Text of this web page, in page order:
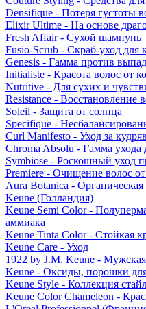
Densifique - Потеря густоты
Elixir Ultime - На основе
Fresh Affair - Сухой шампунь
Fusio-Scrub - Скраб-уход для
Genesis - Гамма против
Initialiste - Красота волос от
Nutritive - Для сухих и
Resistance - Восстановление
Soleil - Защита от солнца
Specifique -
Curl Manifesto - Уход за
Chroma Absolu - Гамма
Symbiose - Роскошный уход
Premiere - Очищение волос
Aura Botanica - Органическая
Keune (Голландия)
Keune Semi Color -
аммиака
Keune Tinta Color - Стойкая
Keune Care - Уход
1922 by J.M. Keune -
Keune - Оксиды, порошки
Keune Style - Коллекция
Keune Color Chameleon -